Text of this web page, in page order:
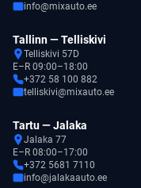
info@mixauto.ee
Tallinn — Telliskivi
Telliskivi 57D
E–R 09:00–18:00
+372 58 100 882
telliskivi@mixauto.ee
Tartu — Jalaka
Jalaka 77
E–R 08:00–17:00
+372 5681 7110
info@jalakaauto.ee